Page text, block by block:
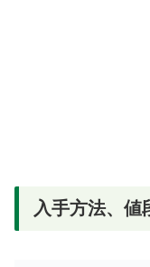
入手方法、値